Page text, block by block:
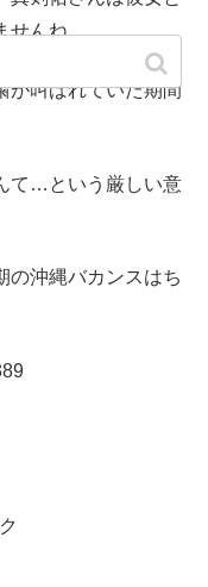
せんね。
が叫ばれていた期間
て…という厳しい意
の沖縄バカンスはち